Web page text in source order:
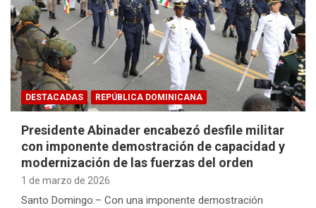
DESTACADAS REPÚBLICA DOMINICANA
Presidente Abinader encabezó desfile militar
con imponente demostración de capacidad y
modernización de las fuerzas del orden
1 de marzo de 2026
Santo Domingo.– Con una imponente demostración